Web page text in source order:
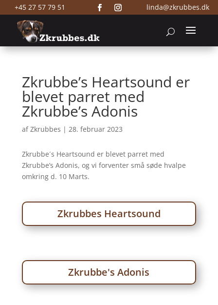
+45 27 57 79 51 linda@zkrubbes.dk
Zkrubbe’s Heartsound er
blevet parret med
Zkrubbe’s Adonis
afZkrubbes | 28. februar 2023
Zkrubbe´s Heartsound er blevet parret med
Zkrubbe’s Adonis, og vi forventer små søde hvalpe
omkring d. 10 Marts.
Zkrubbes Heartsound
Zkrubbe's Adonis